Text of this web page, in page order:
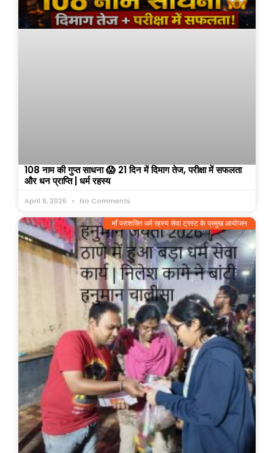
108 नाम की गुप्त साधना 😱 21 दिन में दिमाग तेज, परीक्षा में सफलता
और धन प्राप्ति | धर्म रहस्य
April 9, 2026 No Comments
माँ पराशक्ति धर्म रहस्य सेवा ट्रस्ट के प्रमुख आयोजन